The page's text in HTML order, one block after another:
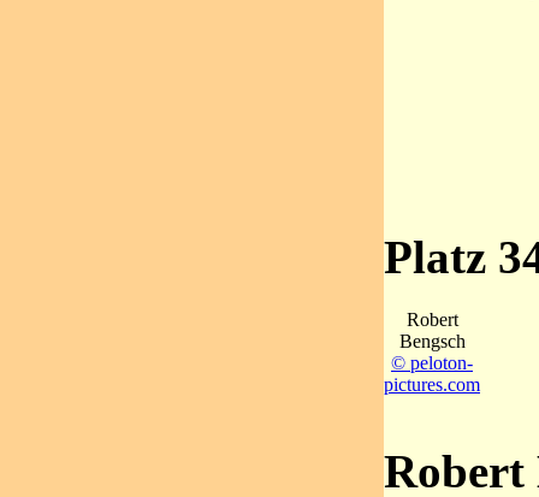
Platz
Robert
Bengsch
© peloton-
pictures.com
Robert